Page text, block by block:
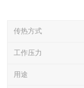
传热方式
工作压力
用途